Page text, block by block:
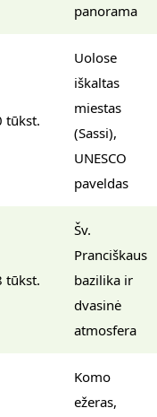
panorama
tūkst.
Uolose
iškaltas
miestas
(Sassi),
UNESCO
paveldas
tūkst.
Šv.
Pranciškaus
bazilika ir
dvasinė
atmosfera
Komo
ežeras,